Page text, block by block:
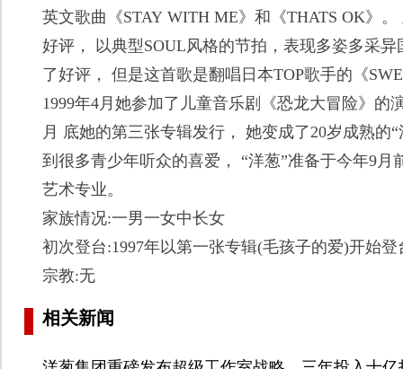
英文歌曲《STAY WITH ME》和《THATS OK》
好评， 以典型SOUL风格的节拍，表现多姿多采异
了好评， 但是这首歌是翻唱日本TOP歌手的《
1999年4月她参加了儿童音乐剧《恐龙大冒险》的
月 底她的第三张专辑发行， 她变成了20岁成熟的
到很多青少年听众的喜爱， “洋葱”准备于今年9
艺术专业。
家族情况:一男一女中长女
初次登台:1997年以第一张专辑(毛孩子的爱)开始登
宗教:无
相关新闻